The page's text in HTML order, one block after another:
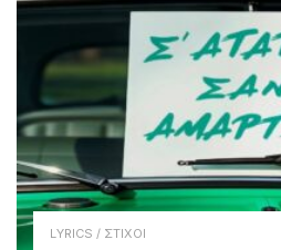
Magic
Παίζει όλες τις
ελληνικού σύγχρονου
μία επιλογή από τις
επιτυχίες του